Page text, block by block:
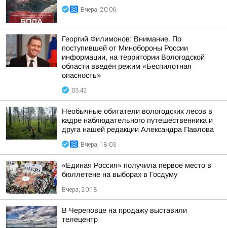
Вчера, 20:06
Георгий Филимонов: Внимание. По
поступившей от Минобороны России
информации, на территории Вологодской
области введён режим «Беспилотная
опасность»
03:42
Необычные обитатели вологодских лесов в
кадре наблюдательного путешественника и
друга нашей редакции Александра Павлова
Вчера, 18:03
«Единая Россия» получила первое место в
бюллетене на выборах в Госдуму
Вчера, 20:18
В Череповце на продажу выставили
телецентр